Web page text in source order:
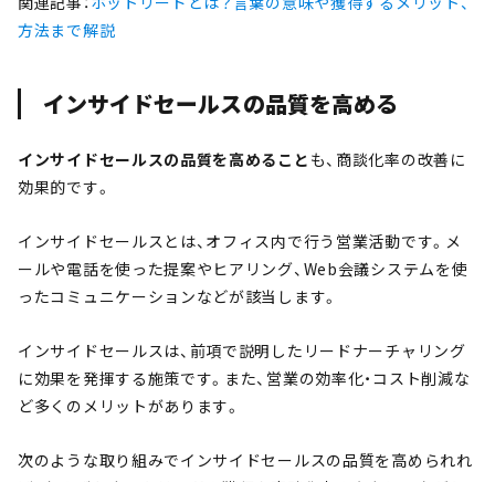
方法まで解説
インサイドセールスの品質を高める
インサイドセールスの品質を高めること も、商談化率の改善に
効果的です。
インサイドセールスとは、オフィス内で行う営業活動です。メ
ールや電話を使った提案やヒアリング、Web会議システムを使
ったコミュニケーションなどが該当します。
インサイドセールスは、前項で説明したリードナーチャリング
に効果を発揮する施策です。また、営業の効率化・コスト削減な
ど多くのメリットがあります。
次のような取り組みでインサイドセールスの品質を高められれ